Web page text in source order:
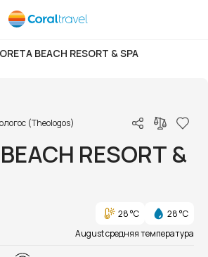
BEACH RESORT & SPA
(Theologos)
RESORT &
28 °C
28 °C
August средняя температура